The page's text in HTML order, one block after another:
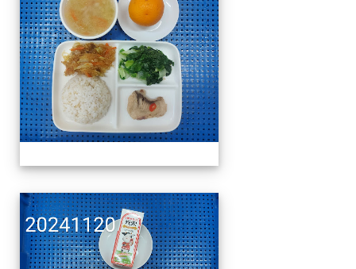
午餐擺盤 (上課日更新-